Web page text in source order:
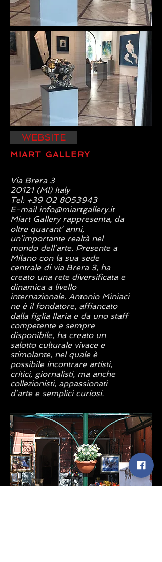
WEBSITE
MIART GALLERY
Via Brera 3
20121 (MI) Italy
Tel: +39 02 8053943
E-mail info@miartgallery.it
Miart Gallery rappresenta, da
oltre quarant’ anni,
un’importante realtà nel
mondo dell’arte. Presente a
Milano con la sua sede
centrale di via Brera 3, ha
creato una rete diversificata e
dinamica a livello
internazionale. Antonio Miniaci
ne è il fondatore, affiancato
dalla figlia Ilaria e da uno staff
competente e sempre
disponibile, ha creato un
salotto culturale vivace e
stimolante, nel quale è
possibile incontrare artisti,
critici, giornalisti, ma anche
collezionisti, appassionati
d’arte e semplici curiosi.